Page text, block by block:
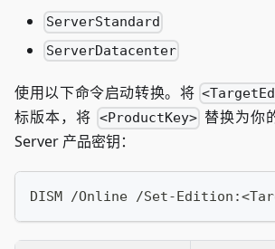
ServerStandard
ServerDatacenter
使用以下命令启动转换。将
标版本，将 <ProductKey> 替换为你
Server 产品密钥：
DISM /Online /Set-